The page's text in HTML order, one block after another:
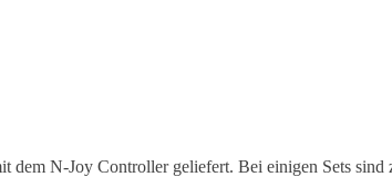
N-Joy Controller geliefert. Bei einigen Sets